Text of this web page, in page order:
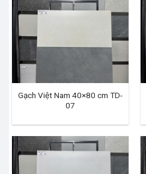
Gạch Việt Nam 40×80 cm TD-
07